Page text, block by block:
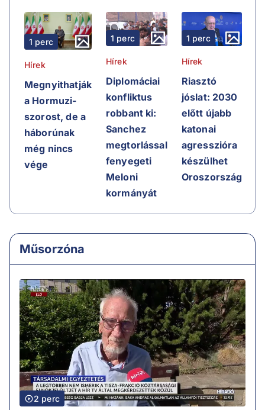
1 perc
Hírek
Megnyithatják
a Hormuzi-
szorost, de a
háborúnak
még nincs
vége
1 perc
Hírek
Diplomáciai
konfliktus
robbant ki:
Sanchez
megtorlással
fenyegeti
Meloni
kormányát
1 perc
Hírek
Riasztó
jóslat: 2030
előtt újabb
katonai
agresszióra
készülhet
Oroszország
Műsorzóna
2 perc